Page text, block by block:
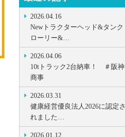
2026.04.16
Newトラクターヘッド&タンク
ローリー&…
2026.04.06
10tトラック2台納車！ ＃阪神
商事
2026.03.31
健康経営優良法人2026に認定さ
れました…
2026.01.12